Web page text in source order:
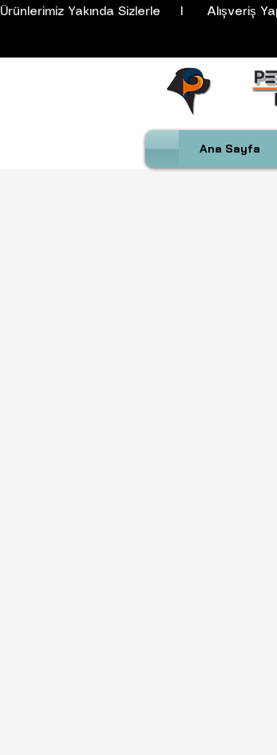
Ürünlerimiz Yakında Sizlerle     I      Alışveriş
Ana Sayfa